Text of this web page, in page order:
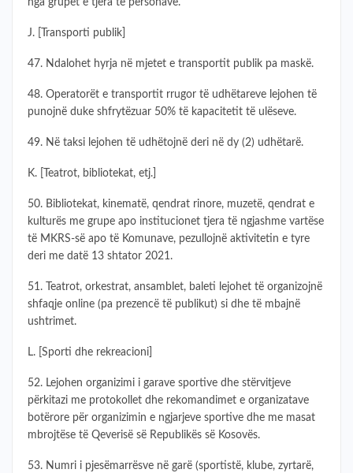
nga grupet e tjera të personave.
J. [Transporti publik]
47. Ndalohet hyrja në mjetet e transportit publik pa maskë.
48. Operatorët e transportit rrugor të udhëtareve lejohen të
punojnë duke shfrytëzuar 50% të kapacitetit të ulëseve.
49. Në taksi lejohen të udhëtojnë deri në dy (2) udhëtarë.
K. [Teatrot, bibliotekat, etj.]
50. Bibliotekat, kinematë, qendrat rinore, muzetë, qendrat e
kulturës me grupe apo institucionet tjera të ngjashme vartëse
të MKRS-së apo të Komunave, pezullojnë aktivitetin e tyre
deri me datë 13 shtator 2021.
51. Teatrot, orkestrat, ansamblet, baleti lejohet të organizojnë
shfaqje online (pa prezencë të publikut) si dhe të mbajnë
ushtrimet.
L. [Sporti dhe rekreacioni]
52. Lejohen organizimi i garave sportive dhe stërvitjeve
përkitazi me protokollet dhe rekomandimet e organizatave
botërore për organizimin e ngjarjeve sportive dhe me masat
mbrojtëse të Qeverisë së Republikës së Kosovës.
53. Numri i pjesëmarrësve në garë (sportistë, klube, zyrtarë,